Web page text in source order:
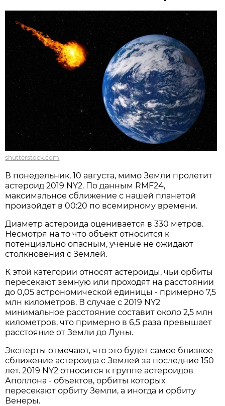
shutterstock.com
В понедельник, 10 августа, мимо Земли пролетит
астероид 2019 NY2. По данным RMF24,
максимальное сближение с нашей планетой
произойдет в 00:20 по всемирному времени.
Диаметр астероида оценивается в 330 метров.
Несмотря на то что объект относится к
потенциально опасным, ученые не ожидают
столкновения с Землей.
К этой категории относят астероиды, чьи орбиты
пересекают земную или проходят на расстоянии
до 0,05 астрономической единицы - примерно 7,5
млн километров. В случае с 2019 NY2
минимальное расстояние составит около 2,5 млн
километров, что примерно в 6,5 раза превышает
расстояние от Земли до Луны.
Эксперты отмечают, что это будет самое близкое
сближение астероида с Землей за последние 150
лет. 2019 NY2 относится к группе астероидов
Аполлона - объектов, орбиты которых
пересекают орбиту Земли, а иногда и орбиту
Венеры.